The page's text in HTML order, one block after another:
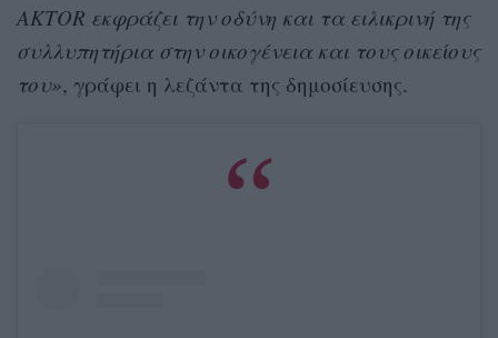
AKTOR εκφράζει την οδύνη και τα ειλικρινή της
συλλυπητήρια στην οικογένεια και τους οικείους
του», γράφει η λεζάντα της δημοσίευσης.